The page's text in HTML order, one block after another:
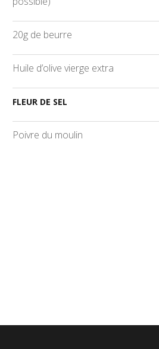
20g de beurre
Huile d’olive vierge extra
FLEUR DE SEL
Poivre du moulin